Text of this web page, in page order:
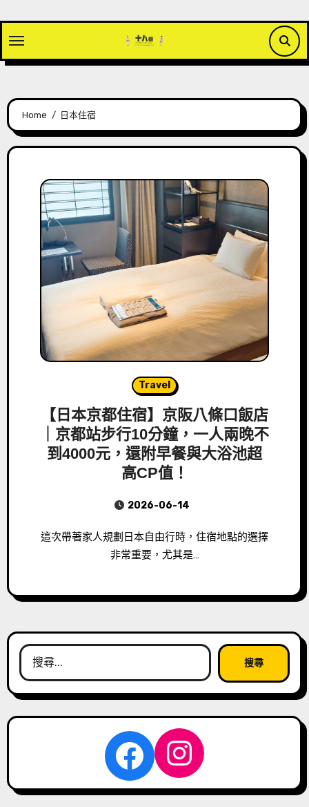
content
Home 日本住宿
Travel
【日本京都住宿】京阪八條口飯店
｜京都站步行10分鐘，一人兩晚不
到4000元，還附早餐與大浴池超
高CP值！
2026-06-14
這次帶著家人規劃日本自由行時，住宿地點的選擇
非常重要，尤其是…
搜
尋
關
Facebook